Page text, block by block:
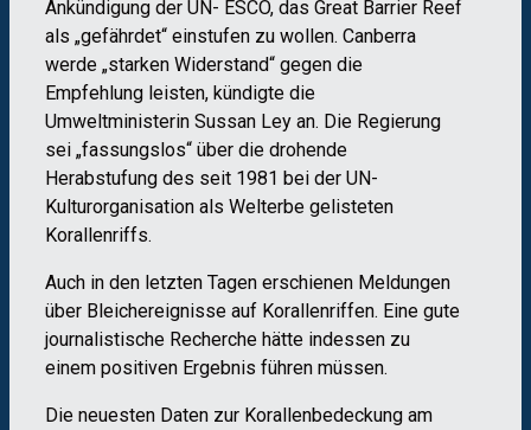
Ankündigung der UN- ESCO, das Great Barrier Reef
als „gefährdet“ einstufen zu wollen. Canberra
werde „starken Widerstand“ gegen die
Empfehlung leisten, kündigte die
Umweltministerin Sussan Ley an. Die Regierung
sei „fassungslos“ über die drohende
Herabstufung des seit 1981 bei der UN-
Kulturorganisation als Welterbe gelisteten
Korallenriffs.
Auch in den letzten Tagen erschienen Meldungen
über Bleichereignisse auf Korallenriffen. Eine gute
journalistische Recherche hätte indessen zu
einem positiven Ergebnis führen müssen.
Die neuesten Daten zur Korallenbedeckung am